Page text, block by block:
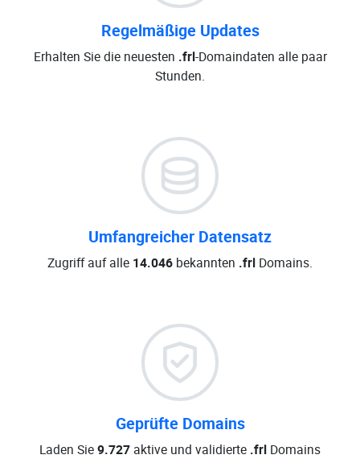
Regelmäßige Updates
Erhalten Sie die neuesten .frl-Domaindaten alle paar
Stunden.
Umfangreicher Datensatz
Zugriff auf alle 14.046 bekannten .frl Domains.
Geprüfte Domains
Laden Sie9.727 aktive und validierte .frl Domains